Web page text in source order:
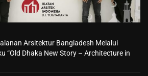
Arsitektur Bangladesh Melalui
“Old Dhaka New Story – Architecture in